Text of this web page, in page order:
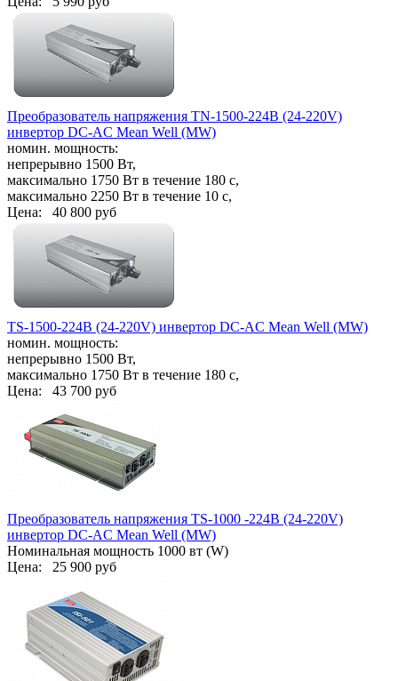
Преобразователь напряжения TN-1500-224B (24-220V)
инвертор DC-AC Mean Well (MW)
номин. мощность:
непрерывно 1500 Вт,
максимально 1750 Вт в течение 180 с,
максимально 2250 Вт в течение 10 с,
Цена: 40 800 руб
TS-1500-224B (24-220V) инвертор DC-AC Mean Well (MW)
номин. мощность:
непрерывно 1500 Вт,
максимально 1750 Вт в течение 180 с,
Цена: 43 700 руб
Преобразователь напряжения TS-1000 -224B (24-220V)
инвертор DC-AC Mean Well (MW)
Номинальная мощность 1000 вт (W)
Цена: 25 900 руб